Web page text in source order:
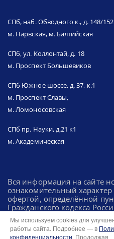
СПб, наб. Обводного к., д. 148/152
м. Нарвская, м. Балтийская
СПб, ул. Коллонтай, д. 18
м. Проспект Большевиков
СПб Южное шоссе, д. 37, к.1
м. Проспект Славы,
м. Ломоносовская
СПб пр. Науки, д.21 к1
м. Академическая
Вся информация на сайте
ознакомительный
офертой, определённой
Гражданского кодекса
Политика
Мы используем cookies для
работы сайта. Подробнее — в
конфиденциальности . Продолжая